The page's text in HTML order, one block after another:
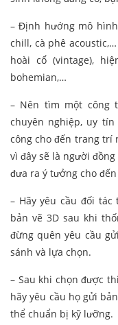
– Định hướng mô
chill, cà phê
hoài cổ (vintage),
bohemian,…
– Nên tìm một công
chuyên nghiệp, uy
công cho đến trang trí
vì đây sẽ là người
đưa ra ý tưởng cho
– Hãy yêu cầu đối
bản vẽ 3D sau khi
đừng quên yêu cầu
sánh và lựa chọn.
– Sau khi chọn được
hãy yêu cầu họ gửi
thể chuẩn bị kỹ lưỡng.